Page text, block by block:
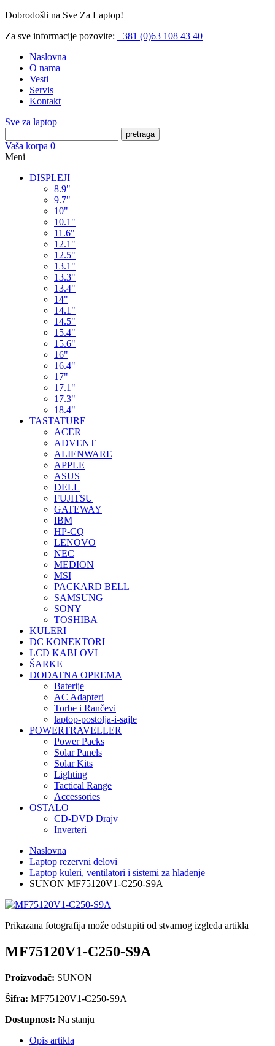
Dobrodošli na Sve Za Laptop!
Za sve informacije pozovite: +381 (0)63 108 43 40
Naslovna
O nama
Vesti
Servis
Kontakt
Sve za laptop
pretraga
Vaša korpa 0
Meni
DISPLEJI
8.9"
9.7"
10"
10.1"
11.6"
12.1"
12.5"
13.1"
13.3"
13.4"
14"
14.1"
14.5"
15.4"
15.6"
16"
16.4"
17"
17.1"
17.3"
18.4"
TASTATURE
ACER
ADVENT
ALIENWARE
APPLE
ASUS
DELL
FUJITSU
GATEWAY
IBM
HP-CQ
LENOVO
NEC
MEDION
MSI
PACKARD BELL
SAMSUNG
SONY
TOSHIBA
KULERI
DC KONEKTORI
LCD KABLOVI
ŠARKE
DODATNA OPREMA
Baterije
AC Adapteri
Torbe i Rančevi
laptop-postolja-i-sajle
POWERTRAVELLER
Power Packs
Solar Panels
Solar Kits
Lighting
Tactical Range
Accessories
OSTALO
CD-DVD Drajv
Inverteri
Naslovna
Laptop rezervni delovi
Laptop kuleri, ventilatori i sistemi za hlađenje
SUNON MF75120V1-C250-S9A
Prikazana fotografija može odstupiti od stvarnog izgleda artikla
MF75120V1-C250-S9A
Proizvođač: SUNON
Šifra: MF75120V1-C250-S9A
Dostupnost: Na stanju
Opis artikla